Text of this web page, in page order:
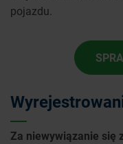
pojazdu.
Za niewywiązanie się